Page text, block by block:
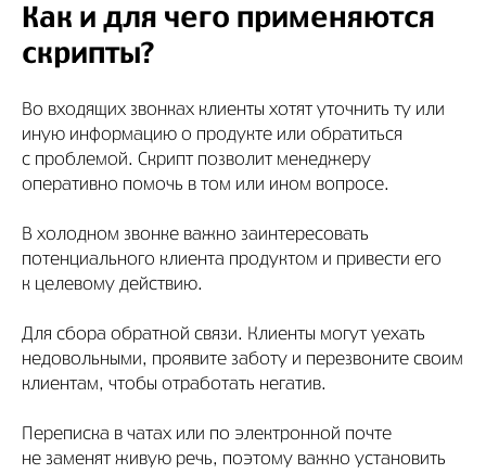
Как и для чего применяются
скрипты?
Во входящих звонках клиенты хотят уточнить ту или
иную информацию о продукте или обратиться
с проблемой. Скрипт позволит менеджеру
оперативно помочь в том или ином вопросе.
В холодном звонке важно заинтересовать
потенциального клиента продуктом и привести его
к целевому действию.
Для сбора обратной связи. Клиенты могут уехать
недовольными, проявите заботу и перезвоните своим
клиентам, чтобы отработать негатив.
Переписка в чатах или по электронной почте
не заменят живую речь, поэтому важно установить